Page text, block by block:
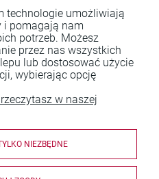
konto
i dostawa
nas
technologie umożliwiają
i pomagają nam
potrzeb. Możesz
przez nas wszystkich
lub dostosować użycie
wybierając opcję
w naszej
NIEZBĘDNE